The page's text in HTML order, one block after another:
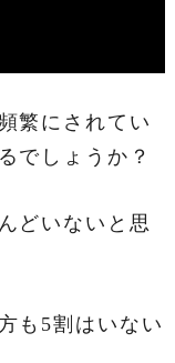
繁にされてい
でしょうか？
どいないと思
も5割はいない